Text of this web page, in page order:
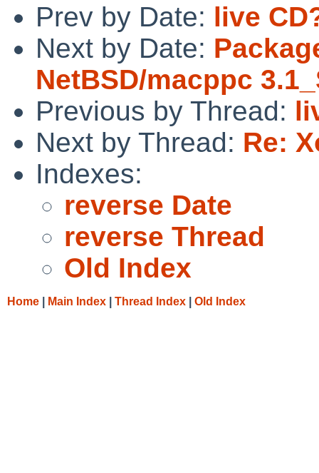
Prev by Date: live
Next by Date:
NetBSD/macppc
Previous by Thread:
Next by Thread: Re:
Indexes:
reverse Date
reverse Thread
Old Index
Home Main Index Thread Index Old Index